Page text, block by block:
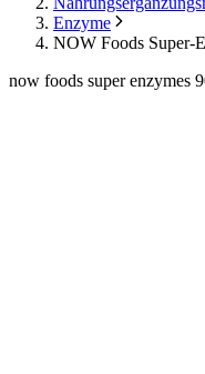
Enzyme
NOW Foods Super-
now foods super enzymes